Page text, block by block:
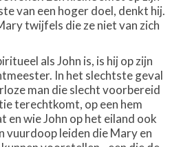
van een hoger doel, denkt hij.
twijfels die ze niet van zich
als John is, is hij op zijn
In het slechtste geval
man die slecht voorbereid
terechtkomt, op een hem
en wie John op het eiland ook
vuurdoop leiden die Mary en